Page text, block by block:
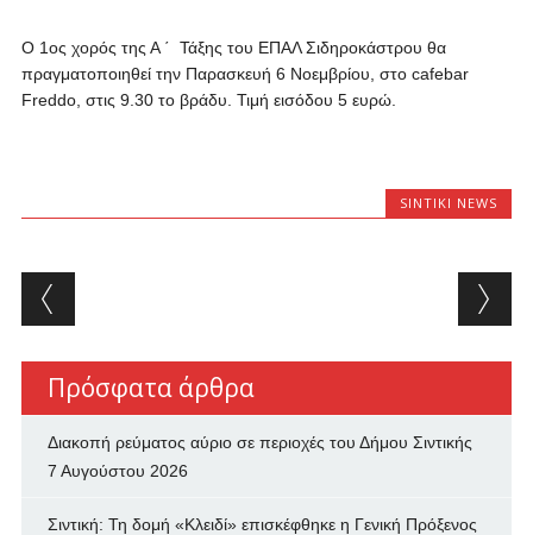
Ο 1ος χορός της Α ΄ Τάξης του ΕΠΑΛ Σιδηροκάστρου θα
πραγματοποιηθεί την Παρασκευή 6 Νοεμβρίου, στο cafebar
Freddo, στις 9.30 το βράδυ. Τιμή εισόδου 5 ευρώ.
SINTIKI NEWS
Post navigation
Πρόσφατα άρθρα
Διακοπή ρεύματος αύριο σε περιοχές του Δήμου Σιντικής
7 Αυγούστου 2026
Σιντική: Τη δομή «Κλειδί» επισκέφθηκε η Γενική Πρόξενος